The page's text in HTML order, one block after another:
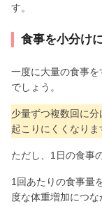
す。
食事を小分け
一度に大量の食事
でしょう。
少量ずつ複数回に
起こりにくくなりま
ただし、1日の食事
1回あたりの食事量
度な体重増加につな